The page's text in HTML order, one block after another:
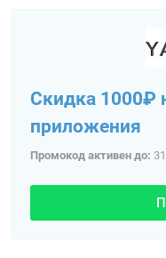
Скидка 1000₽
приложения
Промокод активен до: